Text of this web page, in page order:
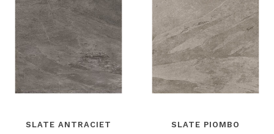
Bij Reijmer sierbestrating vindt u zeker de perfecte
keramische terrastegels 60x120x2 cm voor u.
SLATE ANTRACIET
SLATE PIOMBO